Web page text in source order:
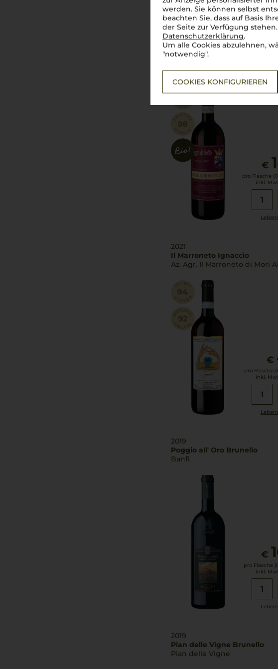
werden. Sie können selbst
beachten Sie, dass auf Basis
der Seite zur Verfügung
Datenschutzerklärung.
Um alle Cookies abzulehnen,
"notwendig".
COOKIES KONFIGURIEREN
2018
Poggio di Sotto Brunello
Poggio di Sotto
€
pro Flasche
inkl.
2021
Il Marroneto Ignaccio
Az. Agr. Il Marroneto di Mori
€
pro Flasche
inkl.
2019
Poggio all' Oro Brunello
Banfi
€
pro Flasche
inkl.
2019
Pian delle Vigne Brunello
Pian delle Vigne